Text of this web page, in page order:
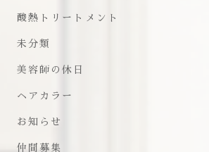
酸熱トリートメント
未分類
美容師の休日
ヘアカラー
お知らせ
仲間募集